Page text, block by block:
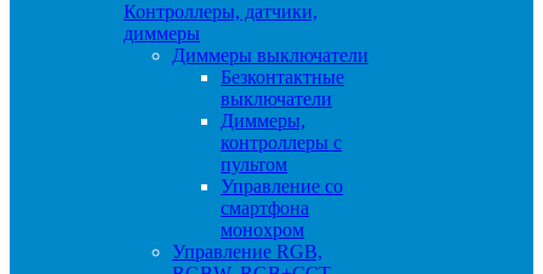
Контроллеры, датчики,
диммеры
Диммеры выключатели
Безконтактные
выключатели
Диммеры,
контроллеры с
пультом
Управление со
смартфона
монохром
Управление RGB,